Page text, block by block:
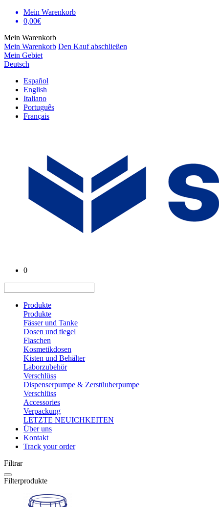
Mein Warenkorb
0,00€
Mein Warenkorb
Mein Warenkorb Den Kauf abschließen
Mein Gebiet
Deutsch
Español
English
Italiano
Português
Français
0
Produkte
Produkte
Fässer und Tanke
Dosen und tiegel
Flaschen
Kosmetikdosen
Kisten und Behälter
Laborzubehör
Verschlüss
Dispenserpumpe & Zerstüuberpumpe
Verschlüss
Accessories
Verpackung
LETZTE NEUICHKEITEN
Über uns
Kontakt
Track your order
Filtrar
Filterprodukte